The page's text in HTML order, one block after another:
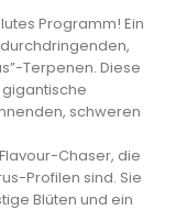
Programm! Ein
Terpenen. Diese
schweren
Chaser, die
Profilen sind. Sie
Blüten und ein